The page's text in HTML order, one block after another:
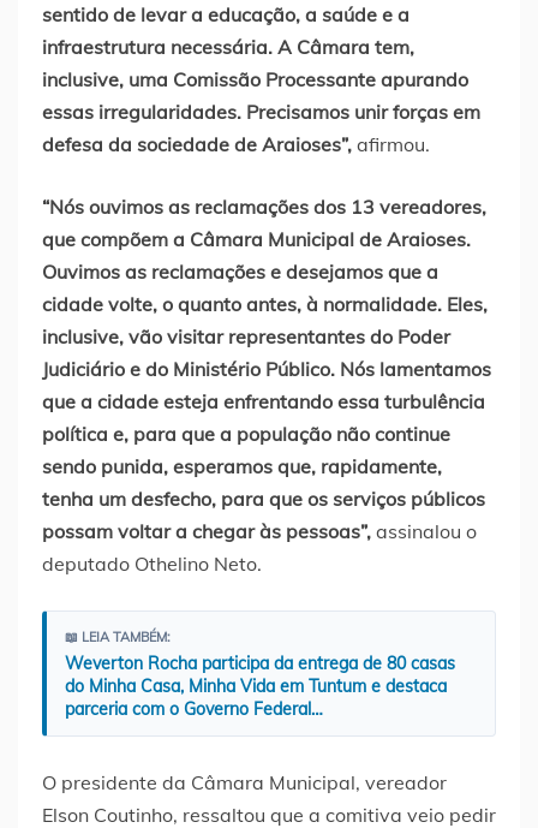
sentido de levar a educação, a saúde e a
infraestrutura necessária. A Câmara tem,
inclusive, uma Comissão Processante apurando
essas irregularidades. Precisamos unir forças em
defesa da sociedade de Araioses”, afirmou.
“Nós ouvimos as reclamações dos 13 vereadores,
que compõem a Câmara Municipal de Araioses.
Ouvimos as reclamações e desejamos que a
cidade volte, o quanto antes, à normalidade. Eles,
inclusive, vão visitar representantes do Poder
Judiciário e do Ministério Público. Nós lamentamos
que a cidade esteja enfrentando essa turbulência
política e, para que a população não continue
sendo punida, esperamos que, rapidamente,
tenha um desfecho, para que os serviços públicos
possam voltar a chegar às pessoas”, assinalou o
deputado Othelino Neto.
📖 LEIA TAMBÉM:
Weverton Rocha participa da entrega de 80 casas
do Minha Casa, Minha Vida em Tuntum e destaca
parceria com o Governo Federal…
O presidente da Câmara Municipal, vereador
Elson Coutinho, ressaltou que a comitiva veio pedir